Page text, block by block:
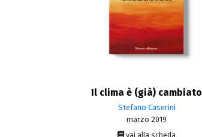
Il clima è (già) cambiato
Stefano Caserini
marzo 2019
vai alla scheda